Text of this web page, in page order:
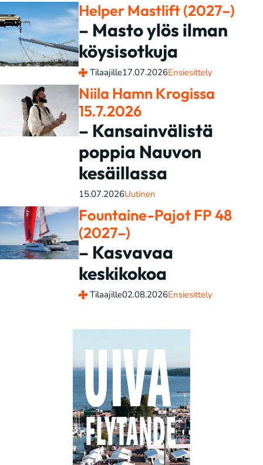
Helper Mastlift (2027–)
– Masto ylös ilman
köysisotkuja
Tilaajille17.07.2026Ensiesittely
Niila Hamn Krogissa
15.7.2026
– Kansainvälistä
poppia Nauvon
kesäillassa
15.07.2026Uutinen
Fountaine-Pajot FP 48
(2027–)
– Kasvavaa
keskikokoa
Tilaajille02.08.2026Ensiesittely